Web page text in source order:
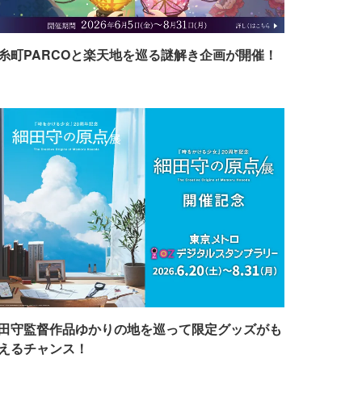
町PARCOと楽天地を巡る謎解き企画が開催！
守監督作品ゆかりの地を巡って限定グッズがも
るチャンス！